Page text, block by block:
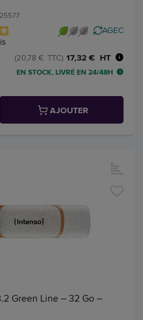
AGEC
17,32 € HT
(20,78 € TTC)
EN STOCK, LIVRÉ EN 24/48H
AJOUTER
Green Line – 32 Go –